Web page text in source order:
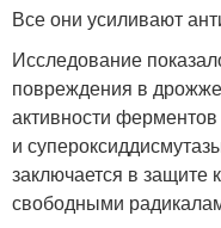
Все они усиливают
Исследование
повреждения в
активности
и
заключается в защите
свободными